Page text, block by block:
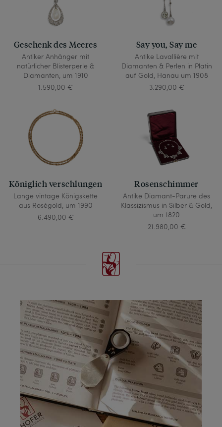
Geschenk des Meeres
Antiker Anhänger mit
natürlicher Blisterperle &
Diamanten, um 1910
1.590,00 €
Say you, Say me
Antike Lavallière mit
Diamanten & Perlen in Platin
auf Gold, Hanau um 1908
3.290,00 €
Königlich verschlungen
Lange vintage Königskette
aus Roségold, um 1990
6.490,00 €
Rosenschimmer
Antike Diamant-Parure des
Klassizismus in Silber & Gold,
um 1820
21.980,00 €